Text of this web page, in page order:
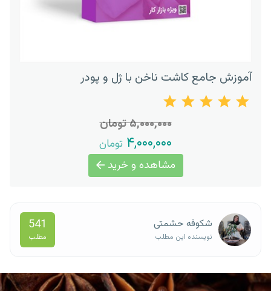
آموزش جامع کاشت ناخن با ژل و پودر
۵,۰۰۰,۰۰۰ تومان
۴,۰۰۰,۰۰۰ تومان
مشاهده و خرید
شکوفه حشمتی
نویسنده این مطلب
541
مطلب